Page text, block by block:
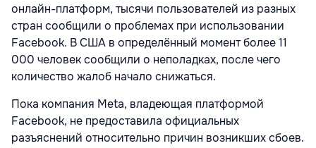
онлайн-платформ, тысячи пользователей из разных
стран сообщили о проблемах при использовании
Facebook. В США в определённый момент более 11
000 человек сообщили о неполадках, после чего
количество жалоб начало снижаться.
Пока компания Meta, владеющая платформой
Facebook, не предоставила официальных
разъяснений относительно причин возникших сбоев.